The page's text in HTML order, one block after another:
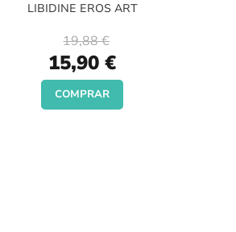
LIBIDINE EROS ART
Special
Price
15,90 €
19,88 €
COMPRAR